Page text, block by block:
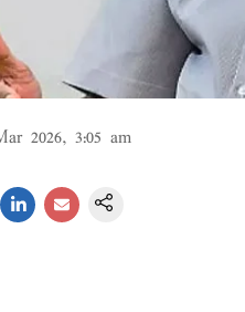
2026, 3:05 am